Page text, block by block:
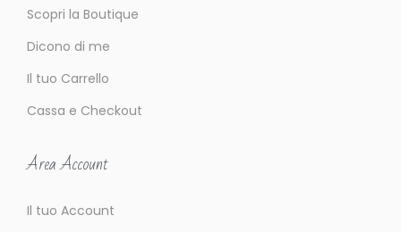
Scopri la Boutique
Dicono di me
Il tuo Carrello
Cassa e Checkout
Area Account
Il tuo Account